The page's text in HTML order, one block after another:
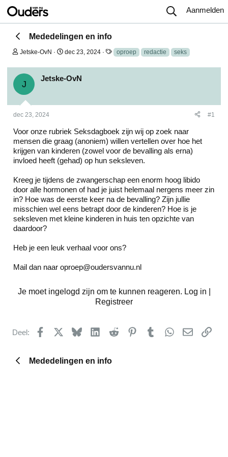
Aanmelden
Mededelingen en info
O
d
e
p
t
a
r
e
Jetske-OvN
S
a
dec 23, 2024
T
g
oproep redactie seks
J
Jetske-OvN
dec 23, 2024 #1
Voor onze rubriek Seksdagboek zijn wij op zoek naar
mensen die graag (anoniem) willen vertellen over hoe het
krijgen van kinderen (zowel voor de bevalling als erna)
invloed heeft (gehad) op hun seksleven.
Kreeg je tijdens de zwangerschap een enorm hoog libido
door alle hormonen of had je juist helemaal nergens meer zin
in? Hoe was de eerste keer na de bevalling? Zijn jullie
misschien wel eens betrapt door de kinderen? Hoe is je
seksleven met kleine kinderen in huis ten opzichte van
daardoor?
Heb je een leuk verhaal voor ons?
Mail dan naar oproep@oudersvannu.nl
Je moet ingelogd zijn om te kunnen reageren. Log in |
Registreer
Deel: Facebook BlueskyLinkedInReddit PinterestTumblrWhatsApp
E-mail
Mededelingen en info